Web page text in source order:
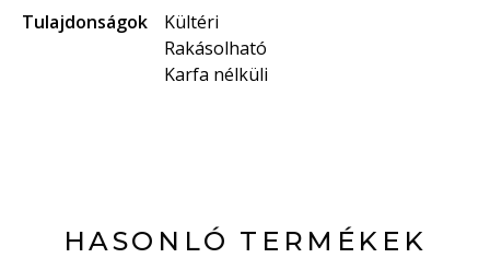
Tulajdonságok
Kültéri
Rakásolható
Karfa nélküli
HASONLÓ TERMÉKEK